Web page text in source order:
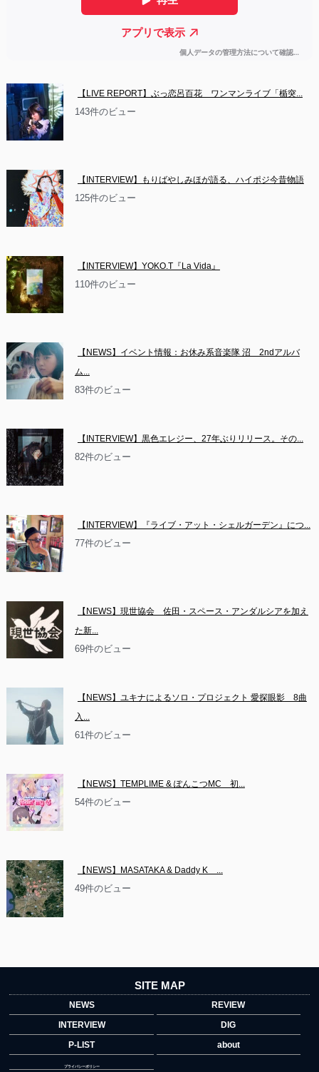
【LIVE REPORT】ぶっ恋呂百花　ワンマンライブ「楯突...
143件のビュー
【INTERVIEW】もりばやしみほが語る、ハイポジ今昔物語
125件のビュー
【INTERVIEW】YOKO.T『La Vida』
110件のビュー
【NEWS】イベント情報：お休み系音楽隊 沼　2ndアルバ
ム...
83件のビュー
【INTERVIEW】黒色エレジー、27年ぶりリリース。その...
82件のビュー
【INTERVIEW】『ライブ・アット・シェルガーデン』につ...
77件のビュー
【NEWS】現世協会　佐田・スペース・アンダルシアを加え
た新...
69件のビュー
【NEWS】ユキナによるソロ・プロジェクト 愛探眼影　8曲
入...
61件のビュー
【NEWS】TEMPLIME & ぽんこつMC　初...
54件のビュー
【NEWS】MASATAKA & Daddy K　...
49件のビュー
SITE MAP
NEWS
REVIEW
INTERVIEW
DIG
P-LIST
about
プライバシーポリシー